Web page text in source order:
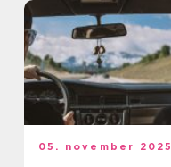
05. november 2025